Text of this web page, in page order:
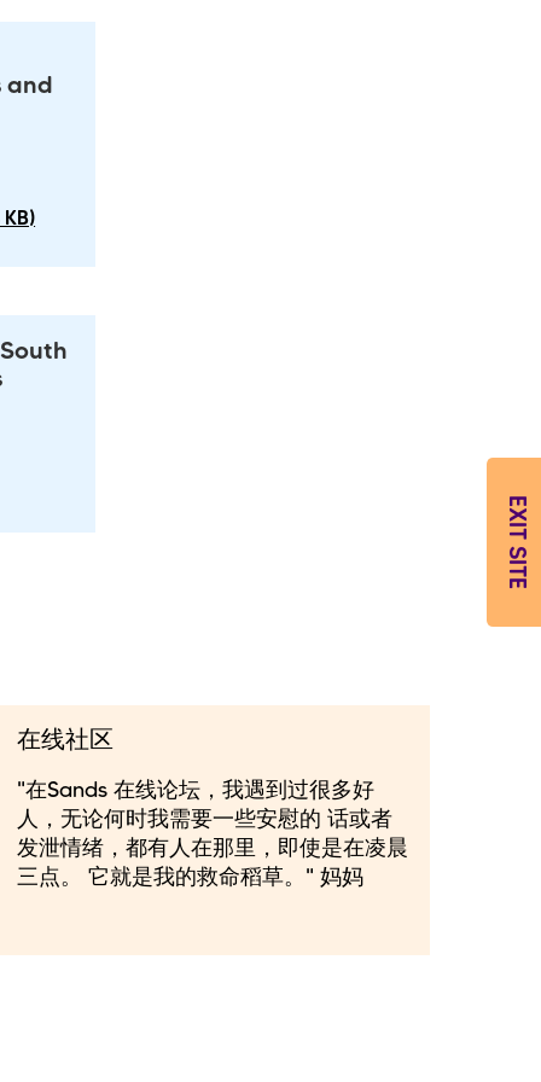
and
在线社区
"在Sands 在线论坛，我遇到过很多好
人，无论何时我需要一些安慰的 话或者
发泄情绪，都有人在那里，即使是在凌晨
三点。 它就是我的救命稻草。" 妈妈
EXIT SITE